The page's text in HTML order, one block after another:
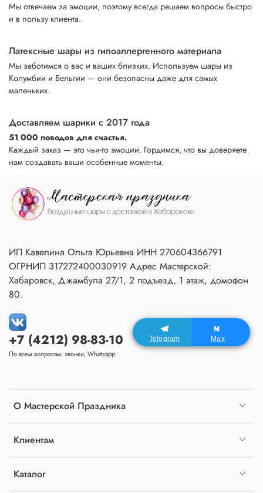
Мы отвечаем за эмоции, поэтому всегда решаем вопросы быстро
и в пользу клиента.
Латексные шары из гипоаллергенного материала
Мы заботимся о вас и ваших близких. Используем шары из
Колумбии и Бельгии — они безопасны даже для самых
маленьких.
Доставляем шарики с 2017 года
51 000 поводов для счастья.
Каждый заказ — это чьи-то эмоции. Гордимся, что вы доверяете
нам создавать ваши особенные моменты.
О Мастерской Праздника
Клиентам
Каталог
+7 (4212) 98-83-10
По всем вопросам: звонки, Whatsapp
ИП Кавелина Ольга Юрьевна ИНН 270604366791
ОГРНИП 317272400030919 Адрес Мастерской:
Хабаровск, Джамбула 27/1, 2 подъезд, 1 этаж, домофон
80.
Telegram Max